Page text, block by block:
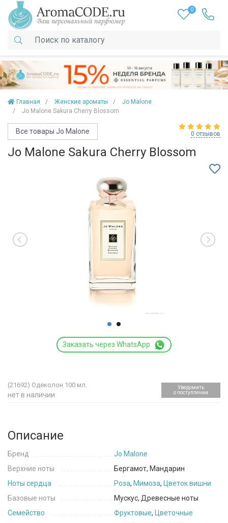
0
Главная Женские ароматы
Jo Malone
Jo Malone Sakura Cherry Blossom
Все товары Jo Malone 0 отзывов
Jo Malone Sakura Cherry Blossom
Заказать через WhatsApp
(21692) Одеколон 100 мл.
нет в наличии
Уведомить
о поступлении
Описание
Бренд
Jo Malone
Верхние ноты
Бергамот, Мандарин
Ноты сердца
Роза, Мимоза, Цветок вишни
Базовые ноты
Мускус, Древесные ноты
Семейство
Фруктовые, Цветочные